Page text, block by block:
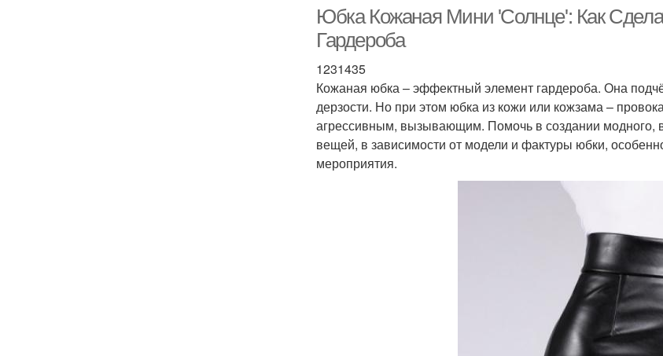
Юбка Кожаная Мини 'Солнце': Как
Гардероба
1231435
Кожаная юбка – эффектный элемент гардероба. Она
дерзости. Но при этом юбка из кожи или кожзама –
агрессивным, вызывающим. Помочь в создании модного,
вещей, в зависимости от модели и фактуры юбки,
мероприятия.